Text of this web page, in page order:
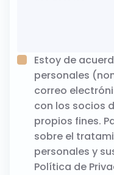
Estoy de
personales
correo
con los socios
propios fines.
sobre el
personales y
Política de